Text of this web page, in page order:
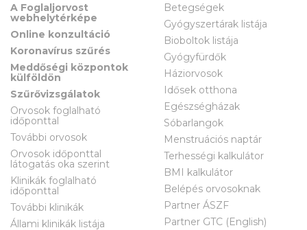
A Foglaljorvost
webhelytérképe
Online konzultáció
Koronavírus szűrés
Meddőségi központok
külföldön
Szűrővizsgálatok
Orvosok foglalható
időponttal
További orvosok
Orvosok időponttal
látogatás oka szerint
Klinikák foglalható
időponttal
További klinikák
Állami klinikák listája
Betegségek
Gyógyszertárak listája
Bioboltok listája
Gyógyfürdők
Háziorvosok
Idősek otthona
Egészségházak
Sóbarlangok
Menstruációs naptár
Terhességi kalkulátor
BMI kalkulátor
Belépés orvosoknak
Partner ÁSZF
Partner GTC (English)